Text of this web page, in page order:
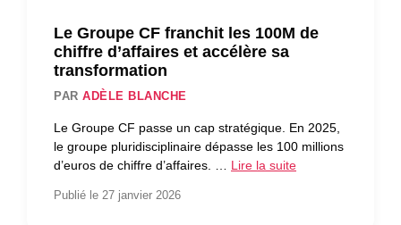
Le Groupe CF franchit les 100M de
chiffre d’affaires et accélère sa
transformation
PARADÈLE BLANCHE
Le Groupe CF passe un cap stratégique. En 2025,
le groupe pluridisciplinaire dépasse les 100 millions
d’euros de chiffre d’affaires. … Lire la suite
Publié le 27 janvier 2026